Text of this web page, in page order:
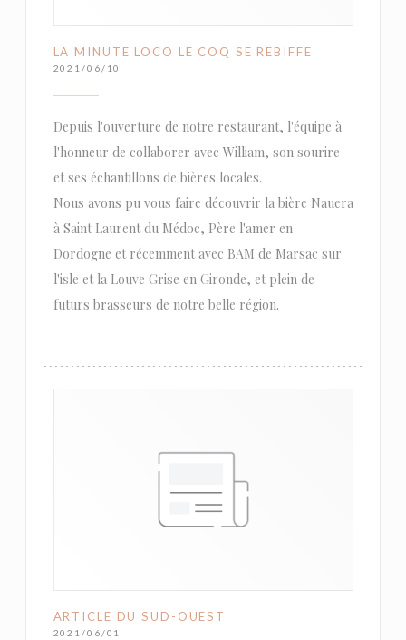
LA MINUTE LOCO LE COQ SE REBIFFE
2021/06/10
Depuis l'ouverture de notre restaurant, l'équipe à
l'honneur de collaborer avec William, son sourire
et ses échantillons de bières locales.
Nous avons pu vous faire découvrir la bière Nauera
à Saint Laurent du Médoc, Père l'amer en
Dordogne et récemment avec BAM de Marsac sur
l'isle et la Louve Grise en Gironde, et plein de
futurs brasseurs de notre belle région.
ARTICLE DU SUD-OUEST
2021/06/01